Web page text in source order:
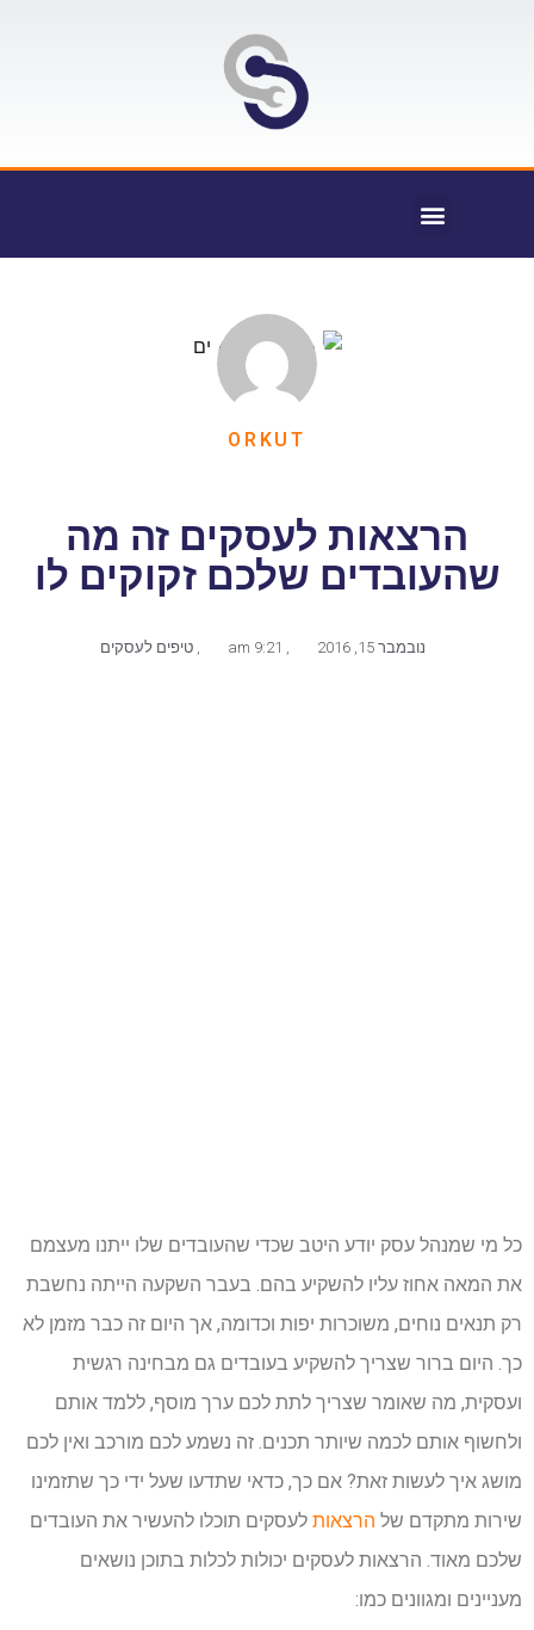
ORKUT
הרצאות לעסקים זה מה
שהעובדים שלכם זקוקים לו
נובמבר 15, 2016 טיפים לעסקים
כל מי שמנהל עסק יודע היטב שכדי שהעובדים שלו ייתנו מעצמם
את המאה אחוז עליו להשקיע בהם. בעבר השקעה הייתה נחשבת
רק תנאים נוחים, משוכרות יפות וכדומה, אך היום זה כבר מזמן לא
כך. היום ברור שצריך להשקיע בעובדים גם מבחינה רגשית
ועסקית, מה שאומר שצריך לתת לכם ערך מוסף, ללמד אותם
ולחשוף אותם לכמה שיותר תכנים. זה נשמע לכם מורכב ואין לכם
מושג איך לעשות זאת? אם כך, כדאי שתדעו שעל ידי כך שתזמינו
שירות מתקדם של הרצאות לעסקים תוכלו להעשיר את העובדים
שלכם מאוד. הרצאות לעסקים יכולות לכלות בתוכן נושאים
מעניינים ומגוונים כמו: